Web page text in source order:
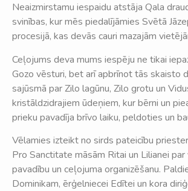
Neaizmirstamu iespaidu atstāja Qala
svinības, kur mēs piedalījāmies Svētā
procesijā, kas devās cauri mazajām
Ceļojums deva mums iespēju ne tikai
Gozo vēsturi, bet arī apbrīnot tās skaisto
sajūsmā par Zilo lagūnu, Zilo grotu un
kristāldzidrajiem ūdeņiem, kur bērni un
prieku pavadīja brīvo laiku, peldoties un
Vēlamies izteikt no sirds pateicību
Pro Sanctitate māsām Ritai un Lilianei par
pavadību un ceļojuma organizēšanu.
Dominikam, ērģelniecei Edītei un kora